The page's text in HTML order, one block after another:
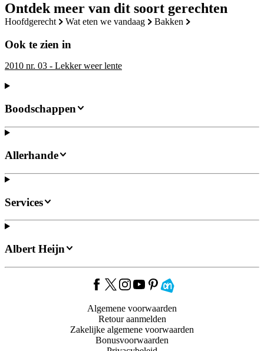
Ontdek meer van dit soort gerechten
hoofdgerecht wat eten we vandaag bakken
Ook te zien in
2010 nr. 03 - Lekker weer lente
Boodschappen
Allerhande
Services
Albert Heijn
Algemene voorwaarden
Retour aanmelden
Zakelijke algemene voorwaarden
Bonusvoorwaarden